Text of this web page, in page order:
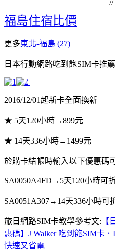
//
福島住宿比價
更多東北-福島 (27)
日本行動網路吃到飽SIM卡推薦
2016/12/01起新卡全面換新
★ 5天120小時→899元
★ 14天336小時→1499元
於購卡結帳時輸入以下優惠碼
SA0050A4FD →5天120小時可
SA0051A307→14天336小時可
旅日網路SIM卡教學參考文: 【
惠碼】J Walker 吃到飽SIM卡
快速又省電